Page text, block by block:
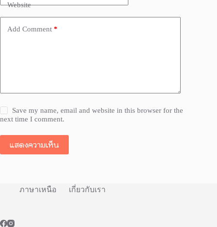
Website
Add Comment *
Save my name, email and website in this browser for the
next time I comment.
แสดงความเห็น
ภาษาเหนือ เกี่ยวกับเรา